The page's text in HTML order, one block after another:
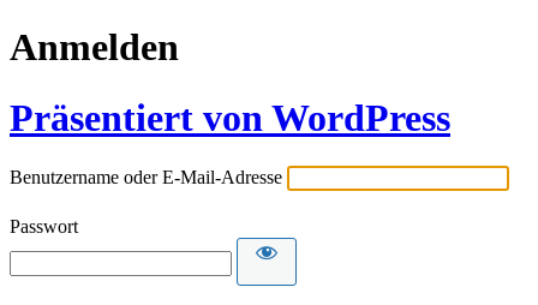
Anmelden
Präsentiert von WordPress
Benutzername oder E-Mail-Adresse
Passwort